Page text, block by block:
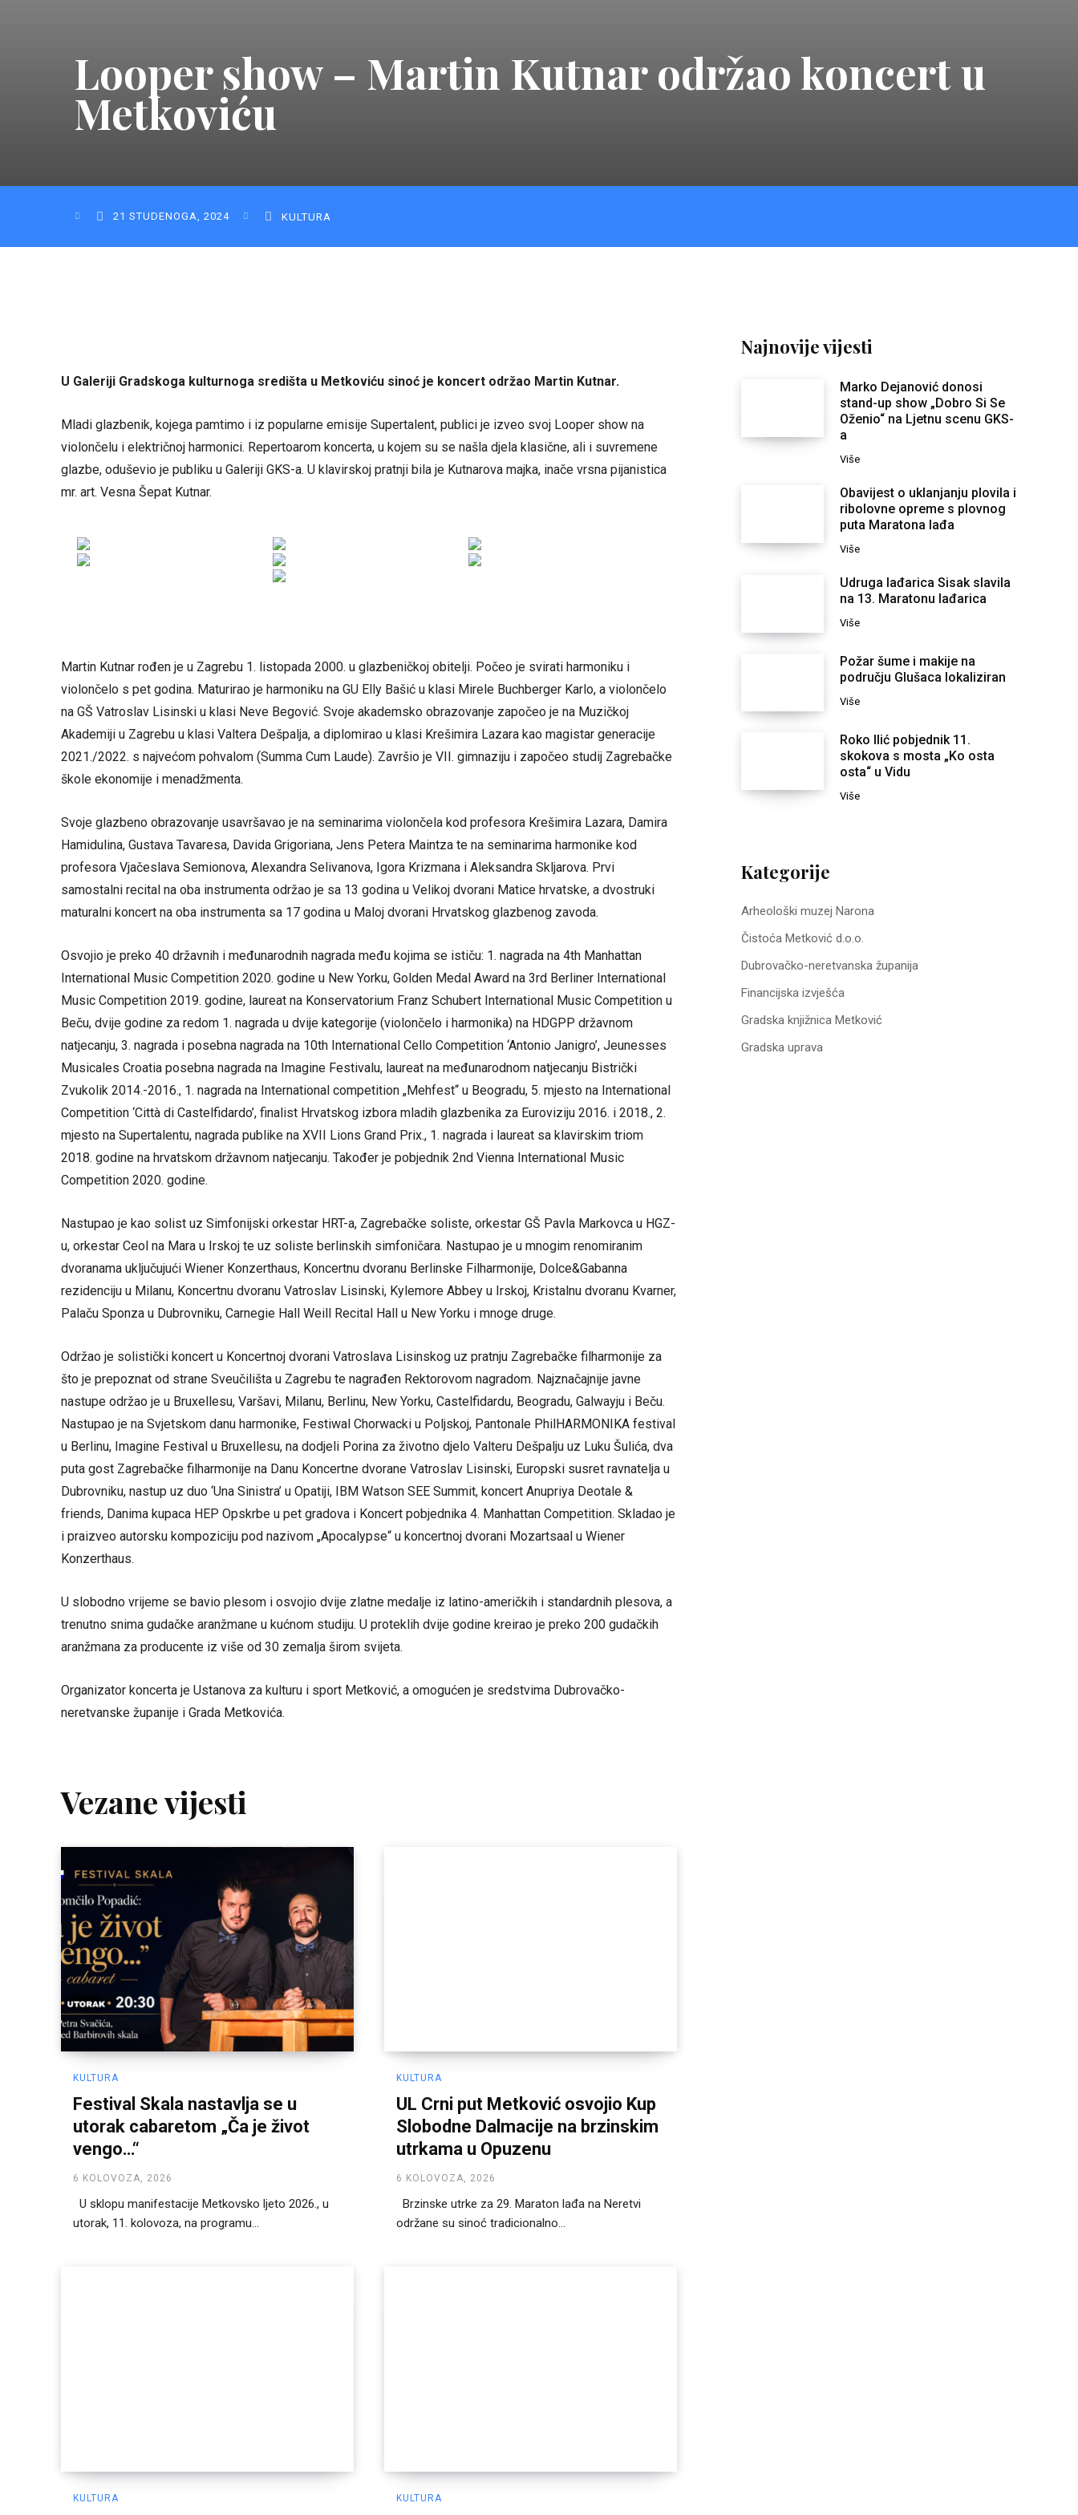
Looper show – Martin Kutnar održao koncert u
Metkoviću
21 STUDENOGA, 2024 KULTURA
U Galeriji Gradskoga kulturnoga središta u Metkoviću sinoć je koncert održao Martin Kutnar.
Mladi glazbenik, kojega pamtimo i iz popularne emisije Supertalent, publici je izveo svoj Looper show na
violončelu i električnoj harmonici. Repertoarom koncerta, u kojem su se našla djela klasične, ali i suvremene
glazbe, oduševio je publiku u Galeriji GKS-a. U klavirskoj pratnji bila je Kutnarova majka, inače vrsna pijanistica
mr. art. Vesna Šepat Kutnar.
Martin Kutnar rođen je u Zagrebu 1. listopada 2000. u glazbeničkoj obitelji. Počeo je svirati harmoniku i
violončelo s pet godina. Maturirao je harmoniku na GU Elly Bašić u klasi Mirele Buchberger Karlo, a violončelo
na GŠ Vatroslav Lisinski u klasi Neve Begović. Svoje akademsko obrazovanje započeo je na Muzičkoj
Akademiji u Zagrebu u klasi Valtera Dešpalja, a diplomirao u klasi Krešimira Lazara kao magistar generacije
2021./2022. s najvećom pohvalom (Summa Cum Laude). Završio je VII. gimnaziju i započeo studij Zagrebačke
škole ekonomije i menadžmenta.
Svoje glazbeno obrazovanje usavršavao je na seminarima violončela kod profesora Krešimira Lazara, Damira
Hamidulina, Gustava Tavaresa, Davida Grigoriana, Jens Petera Maintza te na seminarima harmonike kod
profesora Vjačeslava Semionova, Alexandra Selivanova, Igora Krizmana i Aleksandra Skljarova. Prvi
samostalni recital na oba instrumenta održao je sa 13 godina u Velikoj dvorani Matice hrvatske, a dvostruki
maturalni koncert na oba instrumenta sa 17 godina u Maloj dvorani Hrvatskog glazbenog zavoda.
Osvojio je preko 40 državnih i međunarodnih nagrada među kojima se ističu: 1. nagrada na 4th Manhattan
International Music Competition 2020. godine u New Yorku, Golden Medal Award na 3rd Berliner International
Music Competition 2019. godine, laureat na Konservatorium Franz Schubert International Music Competition u
Beču, dvije godine za redom 1. nagrada u dvije kategorije (violončelo i harmonika) na HDGPP državnom
natjecanju, 3. nagrada i posebna nagrada na 10th International Cello Competition ‘Antonio Janigro’, Jeunesses
Musicales Croatia posebna nagrada na Imagine Festivalu, laureat na međunarodnom natjecanju Bistrički
Zvukolik 2014.-2016., 1. nagrada na International competition „Mehfest“ u Beogradu, 5. mjesto na International
Competition ‘Città di Castelfidardo’, finalist Hrvatskog izbora mladih glazbenika za Euroviziju 2016. i 2018., 2.
mjesto na Supertalentu, nagrada publike na XVII Lions Grand Prix., 1. nagrada i laureat sa klavirskim triom
2018. godine na hrvatskom državnom natjecanju. Također je pobjednik 2nd Vienna International Music
Competition 2020. godine.
Nastupao je kao solist uz Simfonijski orkestar HRT-a, Zagrebačke soliste, orkestar GŠ Pavla Markovca u HGZ-
u, orkestar Ceol na Mara u Irskoj te uz soliste berlinskih simfoničara. Nastupao je u mnogim renomiranim
dvoranama uključujući Wiener Konzerthaus, Koncertnu dvoranu Berlinske Filharmonije, Dolce&Gabanna
rezidenciju u Milanu, Koncertnu dvoranu Vatroslav Lisinski, Kylemore Abbey u Irskoj, Kristalnu dvoranu Kvarner,
Palaču Sponza u Dubrovniku, Carnegie Hall Weill Recital Hall u New Yorku i mnoge druge.
Održao je solistički koncert u Koncertnoj dvorani Vatroslava Lisinskog uz pratnju Zagrebačke filharmonije za
što je prepoznat od strane Sveučilišta u Zagrebu te nagrađen Rektorovom nagradom. Najznačajnije javne
nastupe održao je u Bruxellesu, Varšavi, Milanu, Berlinu, New Yorku, Castelfidardu, Beogradu, Galwayju i Beču.
Nastupao je na Svjetskom danu harmonike, Festiwal Chorwacki u Poljskoj, Pantonale PhilHARMONIKA festival
u Berlinu, Imagine Festival u Bruxellesu, na dodjeli Porina za životno djelo Valteru Dešpalju uz Luku Šulića, dva
puta gost Zagrebačke filharmonije na Danu Koncertne dvorane Vatroslav Lisinski, Europski susret ravnatelja u
Dubrovniku, nastup uz duo ‘Una Sinistra’ u Opatiji, IBM Watson SEE Summit, koncert Anupriya Deotale &
friends, Danima kupaca HEP Opskrbe u pet gradova i Koncert pobjednika 4. Manhattan Competition. Skladao je
i praizveo autorsku kompoziciju pod nazivom „Apocalypse“ u koncertnoj dvorani Mozartsaal u Wiener
Konzerthaus.
U slobodno vrijeme se bavio plesom i osvojio dvije zlatne medalje iz latino-američkih i standardnih plesova, a
trenutno snima gudačke aranžmane u kućnom studiju. U proteklih dvije godine kreirao je preko 200 gudačkih
aranžmana za producente iz više od 30 zemalja širom svijeta.
Organizator koncerta je Ustanova za kulturu i sport Metković, a omogućen je sredstvima Dubrovačko-
neretvanske županije i Grada Metkovića.
Vezane vijesti
KULTURA
Festival Skala nastavlja se u
utorak cabaretom „Ča je život
vengo…“
6 KOLOVOZA, 2026
utorak, 11. kolovoza, na programu...
KULTURA
UL Crni put Metković osvojio Kup
Slobodne Dalmacije na brzinskim
utrkama u Opuzenu
6 KOLOVOZA, 2026
Brzinske utrke za 29. Maraton lađa na Neretvi
održane su sinoć tradicionalno...
KULTURA KULTURA
Najnovije vijesti
Marko Dejanović donosi
stand-up show „Dobro Si Se
Oženio“ na Ljetnu scenu GKS-
a
Više
Obavijest o uklanjanju plovila i
ribolovne opreme s plovnog
puta Maratona lađa
Više
Udruga lađarica Sisak slavila
na 13. Maratonu lađarica
Više
Požar šume i makije na
području Glušaca lokaliziran
Više
Roko Ilić pobjednik 11.
skokova s mosta „Ko osta
osta“ u Vidu
Više
Kategorije
Arheološki muzej Narona
Čistoća Metković d.o.o.
Dubrovačko-neretvanska županija
Financijska izvješća
Gradska knjižnica Metković
Gradska uprava